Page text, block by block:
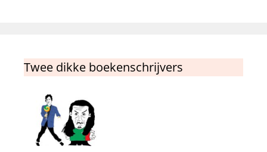
Twee dikke boekenschrijvers